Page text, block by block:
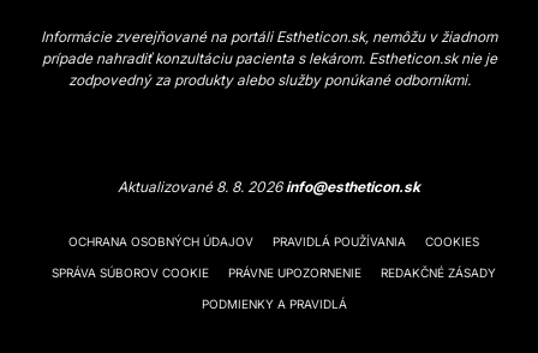
Informácie zverejňované na portáli Estheticon.sk, nemôžu v žiadnom
prípade nahradiť konzultáciu pacienta s lekárom. Estheticon.sk nie je
zodpovedný za produkty alebo služby ponúkané odborníkmi.
Aktualizované 8. 8. 2026info@estheticon.sk
OCHRANA OSOBNÝCH ÚDAJOV PRAVIDLÁ POUŽÍVANIA COOKIES
SPRÁVA SÚBOROV COOKIE PRÁVNE UPOZORNENIE REDAKČNÉ ZÁSADY
PODMIENKY A PRAVIDLÁ